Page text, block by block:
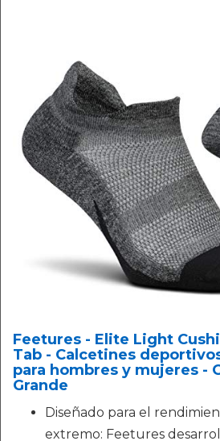
Feetures - Elite Light
Tab - Calcetines
para hombres y mujeres -
Grande
Diseñado para el
extremo: Feetures